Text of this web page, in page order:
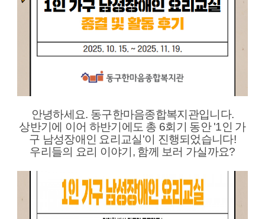
안녕하세요. 동구한마음종합복지관입니다.
상반기에 이어 하반기에도 총 6회기 동안 '1인 가
구 남성장애인 요리교실'이 진행되었습니다!
우리들의 요리 이야기, 함께 보러 가실까요?